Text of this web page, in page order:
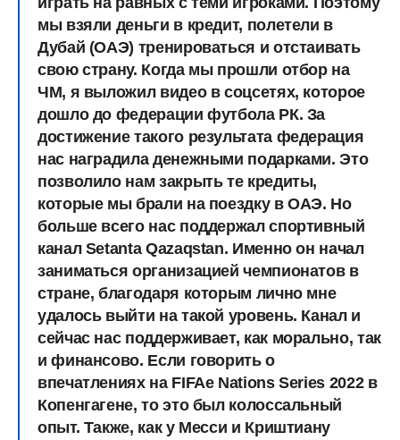
мы взяли деньги в кредит, полетели в
Дубай (ОАЭ) тренироваться и отстаивать
свою страну. Когда мы прошли отбор на
ЧМ, я выложил видео в соцсетях, которое
дошло до федерации футбола РК. За
достижение такого результата федерация
нас наградила денежными подарками. Это
позволило нам закрыть те кредиты,
которые мы брали на поездку в ОАЭ. Но
больше всего нас поддержал спортивный
канал Setanta Qazaqstan. Именно он начал
заниматься организацией чемпионатов в
стране, благодаря которым лично мне
удалось выйти на такой уровень. Канал и
сейчас нас поддерживает, как морально, так
и финансово. Если говорить о
впечатлениях на FIFAe Nations Series 2022 в
Копенгагене, то это был колоссальный
опыт. Также, как у Месси и Криштиану